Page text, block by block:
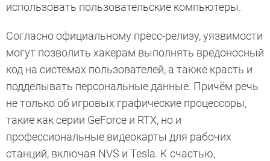
использовать пользовательские компьютеры.
Согласно официальному пресс-релизу, уязвимости
могут позволить хакерам выполнять вредоносный
код на системах пользователей, а также красть и
подделывать персональные данные. Причём речь
не только об игровых графические процессоры,
такие как серии GeForce и RTX, но и
профессиональные видеокарты для рабочих
станций, включая NVS и Tesla. К счастью,